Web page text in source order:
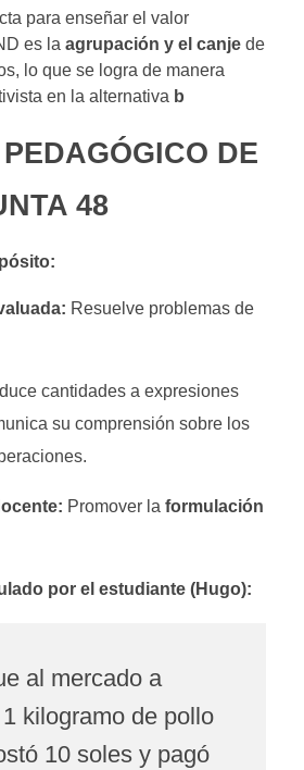
para enseñar el valor
es la agrupación y el canje de
lo que se logra de manera
en la alternativa b
DE
48
Resuelve problemas de
cantidades a expresiones
su comprensión sobre los
.
Promover la formulación
por el estudiante (Hugo):
al mercado a
kilogramo de pollo
10 soles y pagó